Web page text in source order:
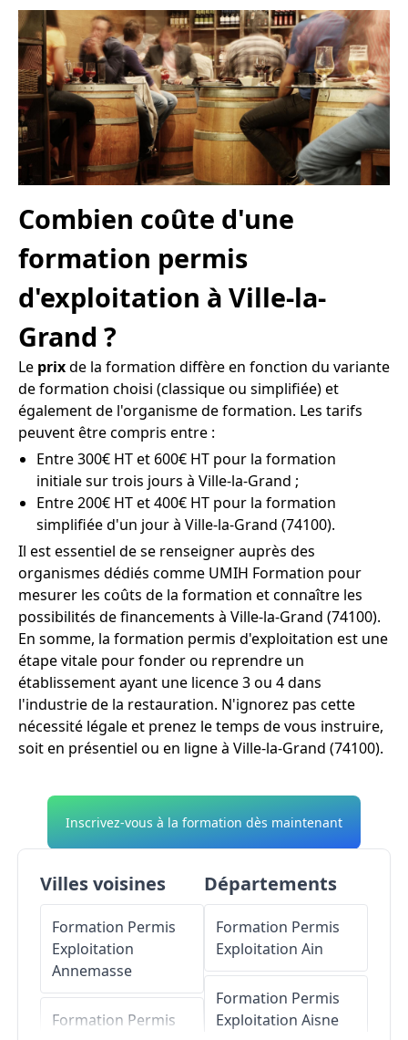
Combien coûte d'une
formation permis
d'exploitation à Ville-la-
Grand ?
Le prixde la formation diffère en fonction du variante
de formation choisi (classique ou simplifiée) et
également de l'organisme de formation. Les tarifs
peuvent être compris entre :
Entre 300€ HT et 600€ HT pour la formation
initiale sur trois jours à Ville-la-Grand ;
Entre 200€ HT et 400€ HT pour la formation
simplifiée d'un jour à Ville-la-Grand (74100).
Il est essentiel de se renseigner auprès des
organismes dédiés comme UMIH Formation pour
mesurer les coûts de la formation et connaître les
possibilités de financements à Ville-la-Grand (74100).
En somme, la formation permis d'exploitation est une
étape vitale pour fonder ou reprendre un
établissement ayant une licence 3 ou 4 dans
l'industrie de la restauration. N'ignorez pas cette
nécessité légale et prenez le temps de vous instruire,
soit en présentiel ou en ligne à Ville-la-Grand (74100).
Inscrivez-vous à la formation dès maintenant
Villes voisines
Formation Permis
Exploitation
Annemasse
Formation Permis
Départements
Formation Permis
Exploitation Ain
Formation Permis
Exploitation Aisne